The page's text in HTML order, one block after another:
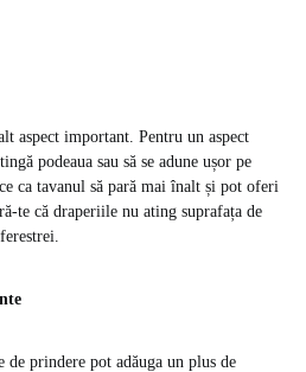
aspect important. Pentru un aspect
podeaua sau să se adune ușor pe
ca tavanul să pară mai înalt și pot oferi
te că draperiile nu ating suprafața de
de prindere pot adăuga un plus de